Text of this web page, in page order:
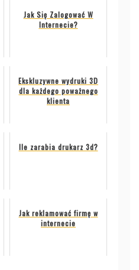
Jak Się Zalogować W
Internecie?
Ekskluzywne wydruki 3D
dla każdego poważnego
klienta
Ile zarabia drukarz 3d?
Jak reklamować firmę w
internecie